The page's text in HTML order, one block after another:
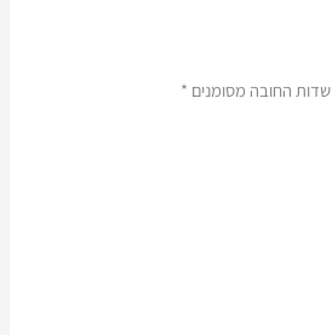
שדות החובה מסומנים *